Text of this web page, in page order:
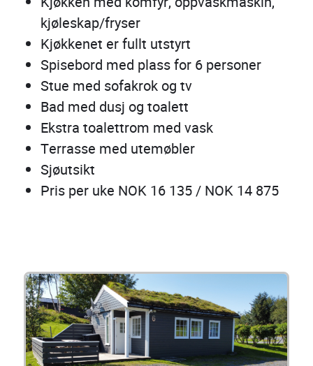
kjøleskap/fryser
Kjøkkenet er fullt utstyrt
Spisebord med plass for 6 personer
Stue med sofakrok og tv
Bad med dusj og toalett
Ekstra toalettrom med vask
Terrasse med utemøbler
Sjøutsikt
Pris per uke NOK 16 135 / NOK 14 875